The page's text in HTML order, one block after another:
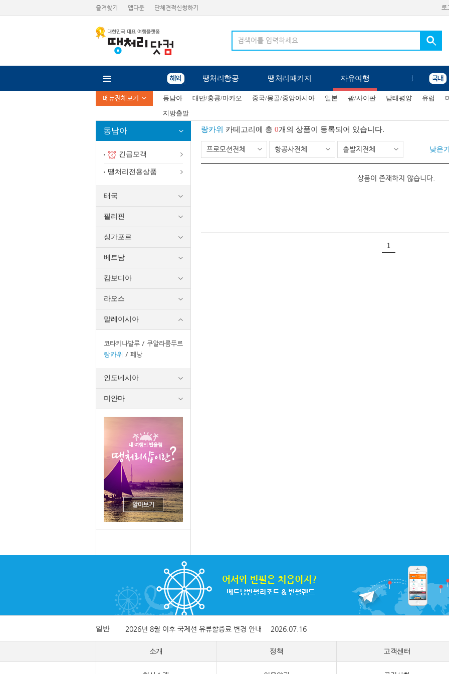
즐겨찾기 앱다운 단체견적신청하기 로
땡처리항공 땡처리패키지 자유여행
메뉴전체보기 동남아 대만/홍콩/마카오 중국/몽골/중앙아시아 일본 괌/사이판 남태평양 유럽
지방출발
동남아
긴급모객
땡처리전용상품
태국
필리핀
싱가포르
베트남
캄보디아
라오스
말레이시아
코타키나발루
쿠알라룸푸르
랑카위
페낭
인도네시아
미얀마
랑카위 카테고리에 총 0개의 상품이 등록되어 있습니다.
프로모션전체 항공사전체 출발지전체 낮은
상품이 존재하지 않습니다.
1
일반 2026년 8월 이후 국제선 유류할증료 변경 안내 2026.07.16
소개 정책 고객센터